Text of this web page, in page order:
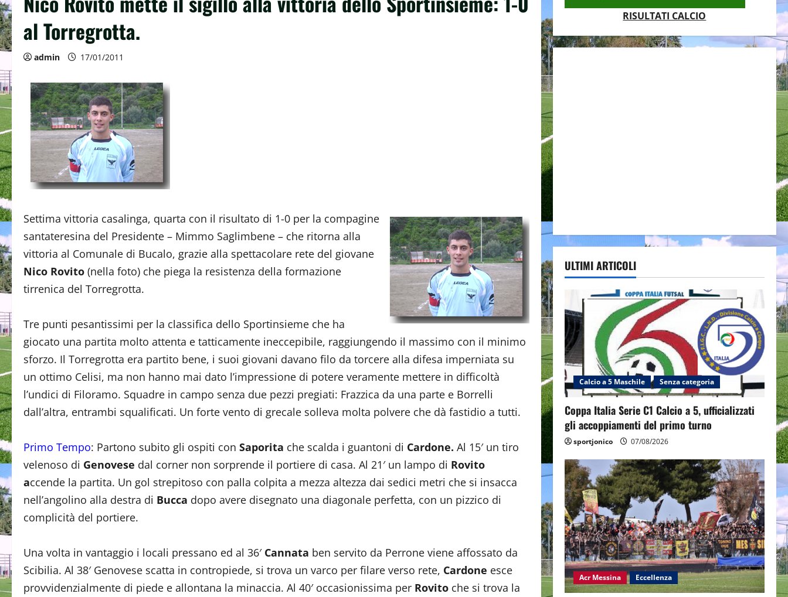
al Torregrotta.
admin 17/01/2011
Settima vittoria casalinga, quarta con il risultato di 1-0 per la compagine
santateresina del Presidente – Mimmo Saglimbene – che ritorna alla
vittoria al Comunale di Bucalo, grazie alla spettacolare rete del giovane
Nico Rovito (nella foto) che piega la resistenza della formazione
tirrenica del Torregrotta.
Tre punti pesantissimi per la classifica dello Sportinsieme che ha
giocato una partita molto attenta e tatticamente ineccepibile, raggiungendo il massimo con il minimo
sforzo. Il Torregrotta era partito bene, i suoi giovani davano filo da torcere alla difesa imperniata su
un ottimo Celisi, ma non hanno mai dato l’impressione di potere veramente mettere in difficoltà
l’undici di Filoramo. Squadre in campo senza due pezzi pregiati: Frazzica da una parte e Borrelli
dall’altra, entrambi squalificati. Un forte vento di grecale solleva molta polvere che dà fastidio a tutti.
Primo Tempo: Partono subito gli ospiti con Saporita che scalda i guantoni di Cardone. Al 15′ un tiro
velenoso di Genovese dal corner non sorprende il portiere di casa. Al 21′ un lampo di Rovito
accende la partita. Un gol strepitoso con palla colpita a mezza altezza dai sedici metri che si insacca
nell’angolino alla destra di Bucca dopo avere disegnato una diagonale perfetta, con un pizzico di
complicità del portiere.
Una volta in vantaggio i locali pressano ed al 36′ Cannata ben servito da Perrone viene affossato da
Scibilia. Al 38′ Genovese scatta in contropiede, si trova un varco per filare verso rete, Cardone esce
provvidenzialmente di piede e allontana la minaccia. Al 40′ occasionissima per Rovito che si trova la
RISULTATI CALCIO
ULTIMI ARTICOLI
Calcio a 5 Maschile Senza categoria
Coppa Italia Serie C1 Calcio a 5, ufficializzati
gli accoppiamenti del primo turno
sportjonico 07/08/2026
Acr Messina Eccellenza